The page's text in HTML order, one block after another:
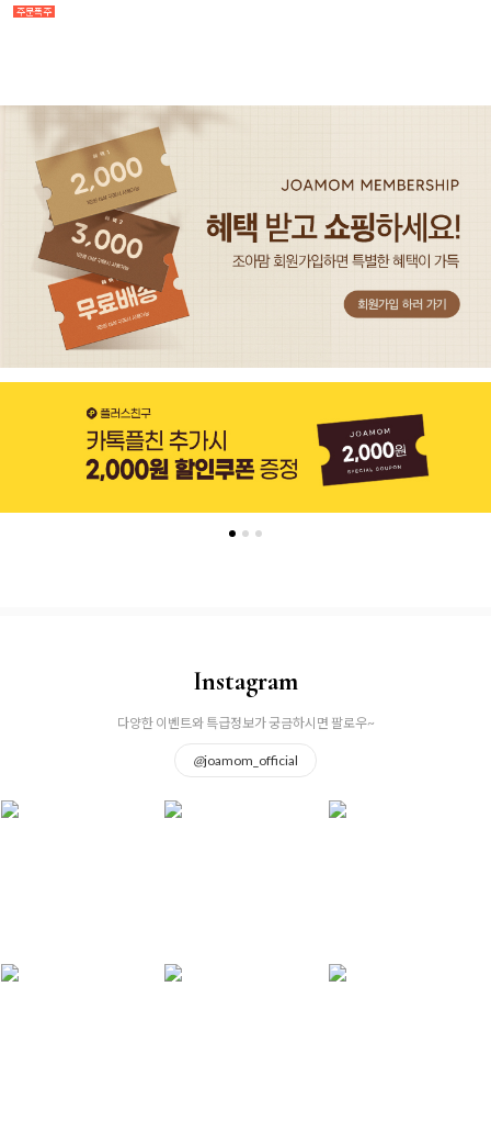
Instagram
다양한 이벤트와 특급정보가 궁금하시면 팔로우~
@joamom_official